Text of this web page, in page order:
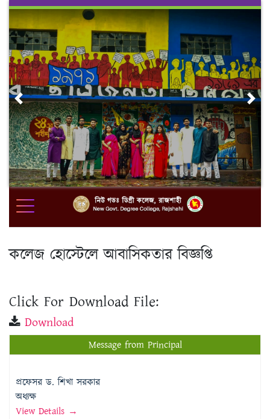
Skip
content
Previous
কলেজ হোস্টেলে আবাসিকতার বিজ্ঞপ্তি
Click For Download File:
Download
Message from Principal
প্রফেসর ড. শিখা সরকার
অধ্যক্ষ
View Details →